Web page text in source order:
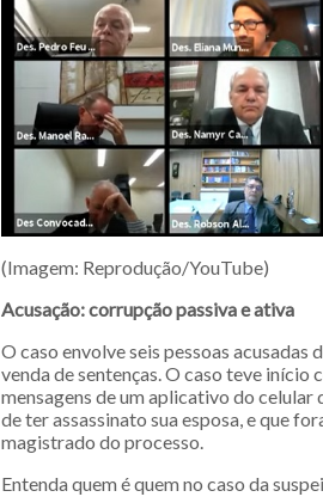
(Imagem: Reprodução/YouTube)
Acusação: corrupção passiva e ativa
O caso envolve seis pessoas
venda de sentenças. O caso teve
mensagens de um aplicativo do
de ter assassinato sua esposa, e que
magistrado do processo.
Entenda quem é quem no caso da